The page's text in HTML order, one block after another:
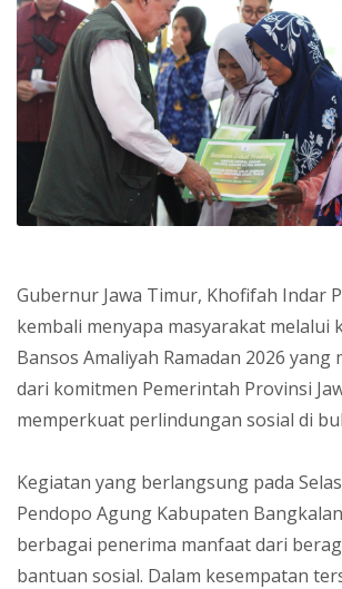
Gubernur Jawa Timur, Khofifah Indar
kembali menyapa masyarakat melalui
Bansos Amaliyah Ramadan 2026 yang
dari komitmen Pemerintah Provinsi
memperkuat perlindungan sosial di
Kegiatan yang berlangsung pada
Pendopo Agung Kabupaten
berbagai penerima manfaat dari
bantuan sosial. Dalam kesempatan